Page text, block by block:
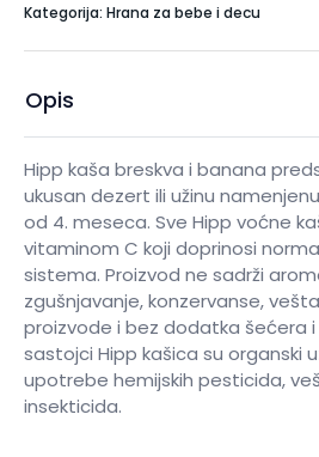
Kategorija: Hrana za bebe i decu
Opis
Hipp kaša breskva i banana
ukusan dezert ili užinu
od 4. meseca. Sve Hipp voćne
vitaminom C koji doprinosi
sistema. Proizvod ne sadrži
zgušnjavanje, konzervanse,
proizvode i bez dodatka šećera i
sastojci Hipp kašica su organski
upotrebe hemijskih pesticida,
insekticida.